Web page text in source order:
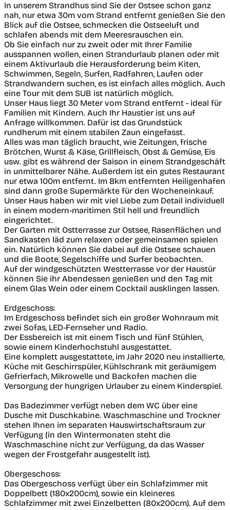
In unserem Strandhus sind Sie der Ostsee schon ganz
nah, nur etwa 30m vom Strand entfernt genießen Sie den
Blick auf die Ostsee, schmecken die Ostseeluft und
schlafen abends mit dem Meeresrauschen ein.
Ob Sie einfach nur zu zweit oder mit Ihrer Familie
ausspannen wollen, einen Strandurlaub planen oder mit
einem Aktivurlaub die Herausforderung beim Kiten,
Schwimmen, Segeln, Surfen, Radfahren, Laufen oder
Strandwandern suchen, es ist einfach alles möglich. Auch
eine Tour mit dem SUB ist natürlich möglich.
Unser Haus liegt 30 Meter vom Strand entfernt - ideal für
Familien mit Kindern. Auch Ihr Haustier ist uns auf
Anfrage willkommen. Dafür ist das Grundstück
rundherum mit einem stabilen Zaun eingefasst.
Alles was man täglich braucht, wie Zeitungen, frische
Brötchen, Wurst & Käse, Grillfleisch, Obst & Gemüse, Eis
usw. gibt es während der Saison in einem Strandgeschäft
in unmittelbarer Nähe. Außerdem ist ein gutes Restaurant
nur etwa 100m entfernt. Im 8km entfernten Heiligenhafen
sind dann große Supermärkte für den Wocheneinkauf.
Unser Haus haben wir mit viel Liebe zum Detail individuell
in einem modern-maritimen Stil hell und freundlich
eingerichtet.
Der Garten mit Ostterrasse zur Ostsee, Rasenflächen und
Sandkasten läd zum relaxen oder gemeinsamen spielen
ein. Natürlich können Sie dabei auf die Ostsee schauen
und die Boote, Segelschiffe und Surfer beobachten.
Auf der windgeschützten Westterrasse vor der Haustür
können Sie ihr Abendessen genießen und den Tag mit
einem Glas Wein oder einem Cocktail ausklingen lassen.
Erdgeschoss:
Im Erdgeschoss befindet sich ein großer Wohnraum mit
zwei Sofas, LED-Fernseher und Radio.
Der Essbereich ist mit einem Tisch und fünf Stühlen,
sowie einem Kinderhochstuhl ausgestattet.
Eine komplett ausgestattete, im Jahr 2020 neu installierte,
Küche mit Geschirrspüler, Kühlschrank mit geräumigem
Gefrierfach, Mikrowelle und Backofen machen die
Versorgung der hungrigen Urlauber zu einem Kinderspiel.
Das Badezimmer verfügt neben dem WC über eine
Dusche mit Duschkabine. Waschmaschine und Trockner
stehen Ihnen im separaten Hauswirtschaftsraum zur
Verfügung (in den Wintermonaten steht die
Waschmaschine nicht zur Verfügung, da das Wasser
wegen der Frostgefahr ausgestellt ist).
Obergeschoss:
Das Obergeschoss verfügt über ein Schlafzimmer mit
Doppelbett (180x200cm), sowie ein kleineres
Schlafzimmer mit zwei Einzelbetten (80x200cm). Auf dem